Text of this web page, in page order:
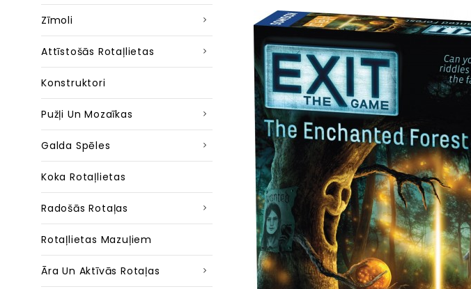
Zīmoli
Attīstošās Rotaļlietas
Konstruktori
Pužļi Un Mozaīkas
Galda Spēles
Koka Rotaļlietas
Radošās Rotaļas
Rotaļlietas Mazuļiem
Āra Un Aktīvās Rotaļas